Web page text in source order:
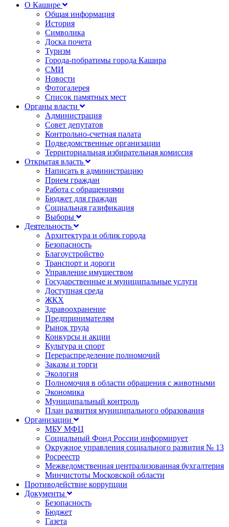
О Кашире
Общая информация
История
Символика
Доска почета
Туризм
Города-побратимы города Кашира
СМИ
Новости
Фотогалерея
Список памятных мест
Органы власти
Администрация
Совет депутатов
Контрольно-счетная палата
Подведомственные организации
Территориальная избирательная комиссия
Открытая власть
Написать в администрацию
Прием граждан
Работа с обращениями
Бюджет для граждан
Социальная газификация
Выборы
Деятельность
Архитектура и облик города
Безопасность
Благоустройство
Транспорт и дороги
Управление имуществом
Государственные и муниципальные услуги
Доступная среда
ЖКХ
Здравоохранение
Предпринимателям
Рынок труда
Конкурсы и акции
Культура и спорт
Перераспределение полномочий
Заказы и торги
Экология
Полномочия в области обращения с животными
Экономика
Муниципальный контроль
План развития муниципального образования
Организации
МБУ МФЦ
Социальный Фонд России информирует
Окружное управления социального развития № 13
Росреестр
Межведомственная централизованная бухгалтерия
Минчистоты Московской области
Противодействие коррупции
Документы
Безопасность
Бюджет
Газета